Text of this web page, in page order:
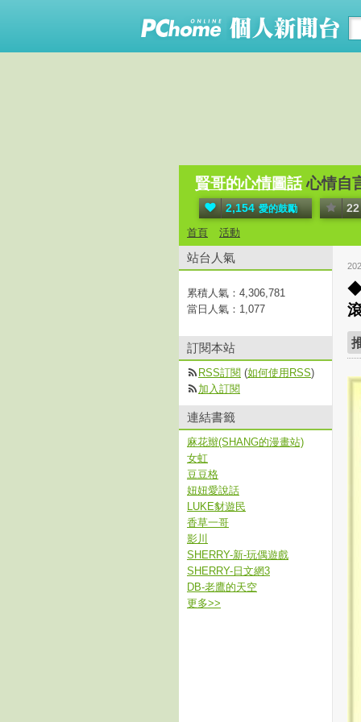
賢哥的心情圖話 心情自
2,154 愛的鼓勵 22
首頁 活動
◆
站台人氣
累積人氣： 4,306,781
當日人氣： 1,077
訂閱本站
RSS訂閱 (如何使用RSS)
加入訂閱
連結書籤
麻花辮(SHANG的漫畫站)
女虹
豆豆格
妞妞愛說話
LUKE豺遊民
香草一哥
影川
SHERRY-新-玩偶遊戲
SHERRY-日文網3
DB-老鷹的天空
更多>>